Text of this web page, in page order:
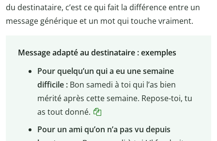
du destinataire, c’est ce qui fait la différence entre un
message générique et un mot qui touche vraiment.
Message adapté au destinataire : exemples
Pour quelqu’un qui a eu une semaine
difficile : Bon samedi à toi qui l’as bien
mérité après cette semaine. Repose-toi, tu
as tout donné.
Pour un ami qu’on n’a pas vu depuis